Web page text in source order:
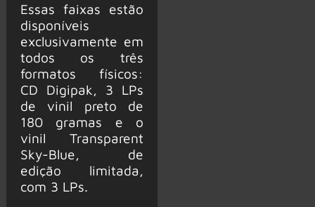
Essas faixas estão
disponíveis
exclusivamente em
todos os três
formatos físicos:
CD Digipak, 3 LPs
de vinil preto de
180 gramas e o
vinil Transparent
Sky-Blue, de
edição limitada,
com 3 LPs.